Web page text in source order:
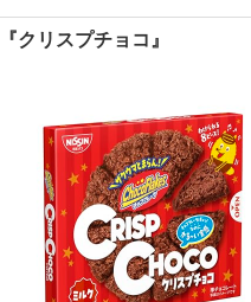
クリスプチョコ』